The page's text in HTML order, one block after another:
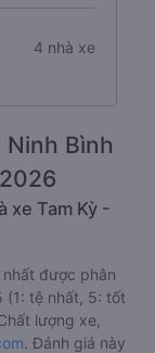
4 nhà xe
Bình
xe Tam Kỳ -
được phân
(1: tệ nhất, 5: tốt
lượng xe,
. Đánh giá này